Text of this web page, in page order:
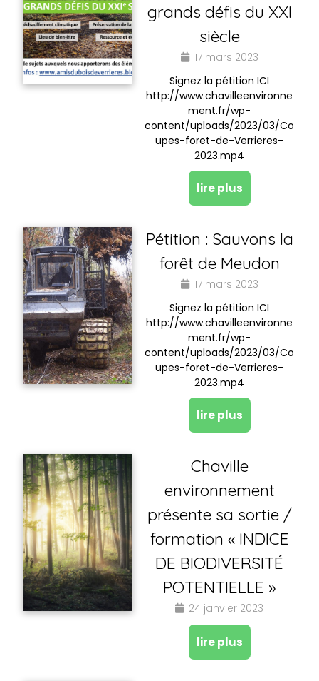
grands défis du XXI
siècle
17 mars 2023
Signez la pétition ICI
http://www.chavilleenvironne
ment.fr/wp-
content/uploads/2023/03/Co
upes-foret-de-Verrieres-
2023.mp4
lire plus
Pétition : Sauvons la
forêt de Meudon
17 mars 2023
Signez la pétition ICI
http://www.chavilleenvironne
ment.fr/wp-
content/uploads/2023/03/Co
upes-foret-de-Verrieres-
2023.mp4
lire plus
Chaville
environnement
présente sa sortie /
formation « INDICE
DE BIODIVERSITÉ
POTENTIELLE »
24 janvier 2023
lire plus